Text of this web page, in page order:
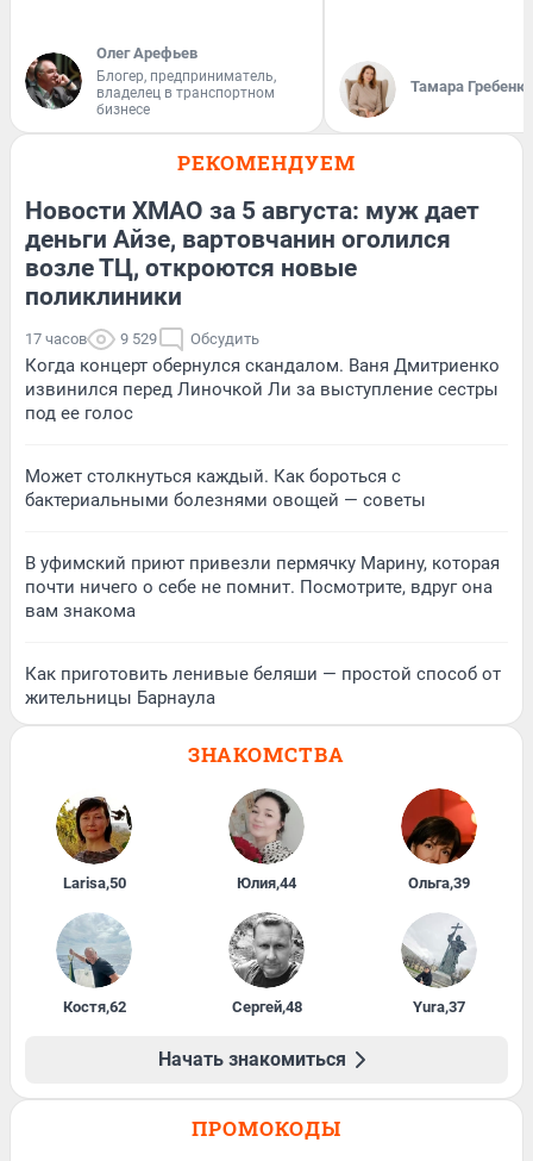
Олег Арефьев
Блогер, предприниматель,
владелец в транспортном
бизнесе
Тамара
РЕКОМЕНДУЕМ
Новости ХМАО за 5 августа: муж дает
деньги Айзе, вартовчанин оголился
возле ТЦ, откроются новые
поликлиники
17 часов 9 529 Обсудить
Когда концерт обернулся скандалом. Ваня Дмитриенко
извинился перед Линочкой Ли за выступление сестры
под ее голос
Может столкнуться каждый. Как бороться с
бактериальными болезнями овощей — советы
В уфимский приют привезли пермячку Марину, которая
почти ничего о себе не помнит. Посмотрите, вдруг она
вам знакома
Как приготовить ленивые беляши — простой способ от
жительницы Барнаула
ЗНАКОМСТВА
Larisa,50 Юлия,44 Ольга,39
Костя,62 Сергей,48 Yura,37
Начать знакомиться
ПРОМОКОДЫ